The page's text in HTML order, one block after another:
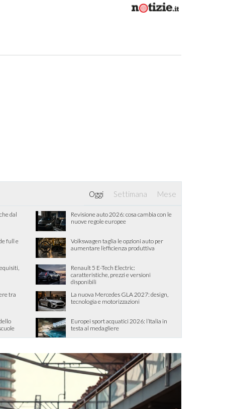
Oggi Settimana Mese
dal
Revisione auto 2026: cosa cambia con le
nuove regole europee
full e
Volkswagen taglia le opzioni auto per
aumentare l’efficienza produttiva
Renault 5 E-Tech Electric:
caratteristiche, prezzi e versioni
disponibili
tra
La nuova Mercedes GLA 2027: design,
tecnologia e motorizzazioni
Europei sport acquatici 2026: l’Italia in
testa al medagliere